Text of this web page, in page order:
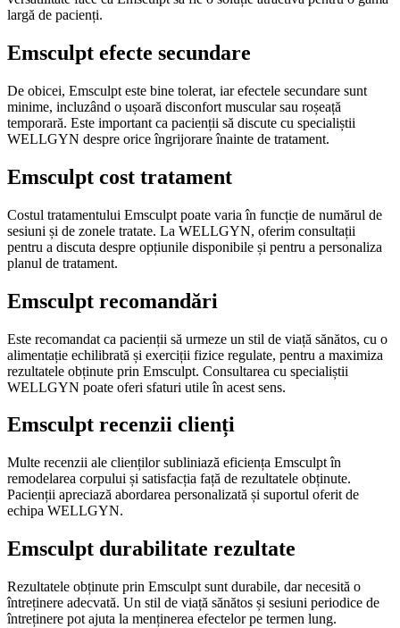
largă de pacienți.
Emsculpt efecte secundare
De obicei, Emsculpt este bine tolerat, iar efectele secundare sunt
minime, incluzând o ușoară disconfort muscular sau roșeață
temporară. Este important ca pacienții să discute cu specialiștii
WELLGYN despre orice îngrijorare înainte de tratament.
Emsculpt cost tratament
Costul tratamentului Emsculpt poate varia în funcție de numărul de
sesiuni și de zonele tratate. La WELLGYN, oferim consultații
pentru a discuta despre opțiunile disponibile și pentru a personaliza
planul de tratament.
Emsculpt recomandări
Este recomandat ca pacienții să urmeze un stil de viață sănătos, cu o
alimentație echilibrată și exerciții fizice regulate, pentru a maximiza
rezultatele obținute prin Emsculpt. Consultarea cu specialiștii
WELLGYN poate oferi sfaturi utile în acest sens.
Emsculpt recenzii clienți
Multe recenzii ale clienților subliniază eficiența Emsculpt în
remodelarea corpului și satisfacția față de rezultatele obținute.
Pacienții apreciază abordarea personalizată și suportul oferit de
echipa WELLGYN.
Emsculpt durabilitate rezultate
Rezultatele obținute prin Emsculpt sunt durabile, dar necesită o
întreținere adecvată. Un stil de viață sănătos și sesiuni periodice de
întreținere pot ajuta la menținerea efectelor pe termen lung.